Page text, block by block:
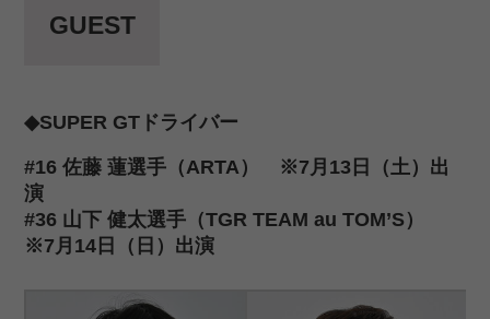
GUEST
◆SUPER GTドライバー
#16 佐藤 蓮選手（ARTA） ※7月13日（土）出
演
#36 山下 健太選手（TGR TEAM au TOM’S）
※7月14日（日）出演